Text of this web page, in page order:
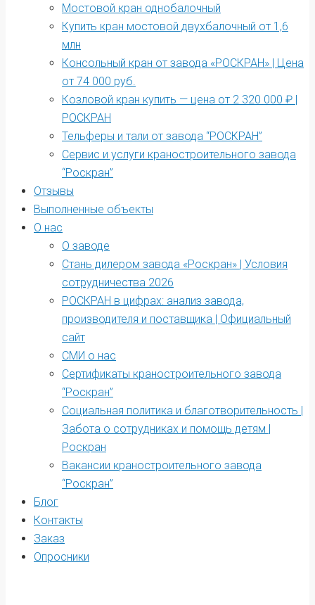
Мостовой кран однобалочный
Купить кран мостовой двухбалочный от 1,6
млн
Консольный кран от завода «РОСКРАН» | Цена
от 74 000 руб.
Козловой кран купить — цена от 2 320 000 ₽ |
РОСКРАН
Тельферы и тали от завода “РОСКРАН”
Сервис и услуги краностроительного завода
“Роскран”
Отзывы
Выполненные объекты
О нас
О заводе
Стань дилером завода «Роскран» | Условия
сотрудничества 2026
РОСКРАН в цифрах: анализ завода,
производителя и поставщика | Официальный
сайт
СМИ о нас
Сертификаты краностроительного завода
“Роскран”
Социальная политика и благотворительность |
Забота о сотрудниках и помощь детям |
Роскран
Вакансии краностроительного завода
“Роскран”
Блог
Контакты
Заказ
Опросники